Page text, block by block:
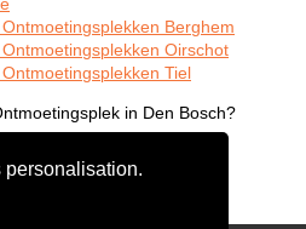
personalisation.
Ontmoetingsplekken Berghem
Ontmoetingsplekken Oirschot
Tiel
in Den Bosch?